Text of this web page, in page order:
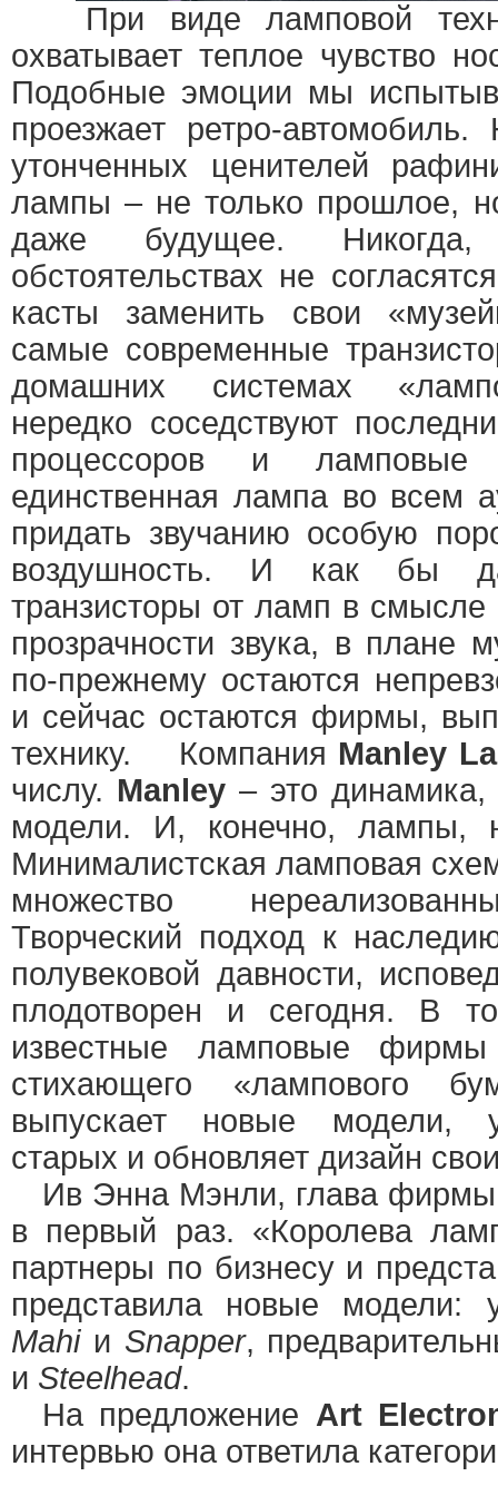
При виде ламповой
охватывает теплое чувство
Подобные эмоции мы
проезжает ретро-
утонченных ценителей
лампы – не только прошлое,
даже будущее.
обстоятельствах не
касты заменить свои
самые современные
домашних системах
нередко соседствуют
процессоров и ламповые
единственная лампа во всем
придать звучанию особую
воздушность. И как бы
транзисторы от ламп в
прозрачности звука, в плане
по-прежнему остаются
и сейчас остаются фирмы,
технику. Компания Manley
числу. Manley – это
модели. И, конечно, лампы,
Минималистская ламповая
множество
Творческий подход к
полувековой давности,
плодотворен и сегодня. В
известные ламповые фирмы
стихающего «лампового
выпускает новые модели,
старых и обновляет дизайн
Ив Энна Мэнли, глава
в первый раз. «Королева
партнеры по бизнесу и
представила новые модели:
Mahiи Snapper,
и Steelhead.
На предложение Art
интервью она ответила